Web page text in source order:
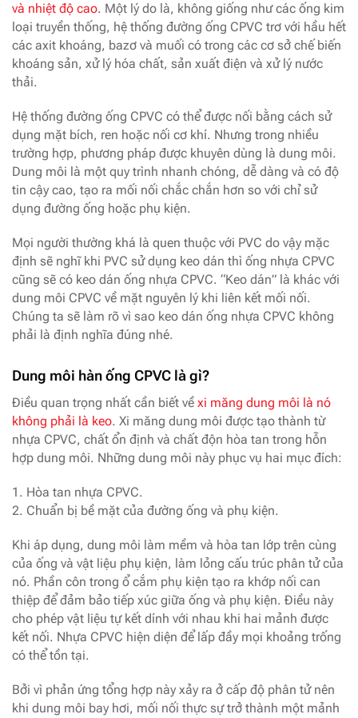
và nhiệt độ cao. Một lý do là, không giống như các ống kim
loại truyền thống, hệ thống đường ống CPVC trơ với hầu hết
các axit khoáng, bazơ và muối có trong các cơ sở chế biến
khoáng sản, xử lý hóa chất, sản xuất điện và xử lý nước
thải.
Hệ thống đường ống CPVC có thể được nối bằng cách sử
dụng mặt bích, ren hoặc nối cơ khí. Nhưng trong nhiều
trường hợp, phương pháp được khuyên dùng là dung môi.
Dung môi là một quy trình nhanh chóng, dễ dàng và có độ
tin cậy cao, tạo ra mối nối chắc chắn hơn so với chỉ sử
dụng đường ống hoặc phụ kiện.
Mọi người thường khá là quen thuộc với PVC do vậy mặc
định sẽ nghĩ khi PVC sử dụng keo dán thì ống nhựa CPVC
cũng sẽ có keo dán ống nhựa CPVC. “Keo dán” là khác với
dung môi CPVC về mặt nguyên lý khi liên kết mối nối.
Chúng ta sẽ làm rõ vì sao keo dán ống nhựa CPVC không
phải là định nghĩa đúng nhé.
Dung môi hàn ống CPVC là gì?
Điều quan trọng nhất cần biết về xi măng dung môi là nó
không phải là keo. Xi măng dung môi được tạo thành từ
nhựa CPVC, chất ổn định và chất độn hòa tan trong hỗn
hợp dung môi. Những dung môi này phục vụ hai mục đích:
1. Hòa tan nhựa CPVC.
2. Chuẩn bị bề mặt của đường ống và phụ kiện.
Khi áp dụng, dung môi làm mềm và hòa tan lớp trên cùng
của ống và vật liệu phụ kiện, làm lỏng cấu trúc phân tử của
nó. Phần côn trong ổ cắm phụ kiện tạo ra khớp nối can
thiệp để đảm bảo tiếp xúc giữa ống và phụ kiện. Điều này
cho phép vật liệu tự kết dính với nhau khi hai mảnh được
kết nối. Nhựa CPVC hiện diện để lấp đầy mọi khoảng trống
có thể tồn tại.
Bởi vì phản ứng tổng hợp này xảy ra ở cấp độ phân tử nên
khi dung môi bay hơi, mối nối thực sự trở thành một mảnh